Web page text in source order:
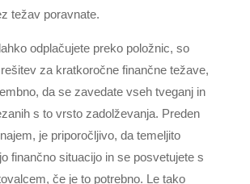
težav poravnate.
odplačujete preko položnic, so
za kratkoročne finančne težave,
da se zavedate vseh tveganj in
s to vrsto zadolževanja. Preden
je priporočljivo, da temeljito
finančno situacijo in se posvetujete s
če je to potrebno. Le tako